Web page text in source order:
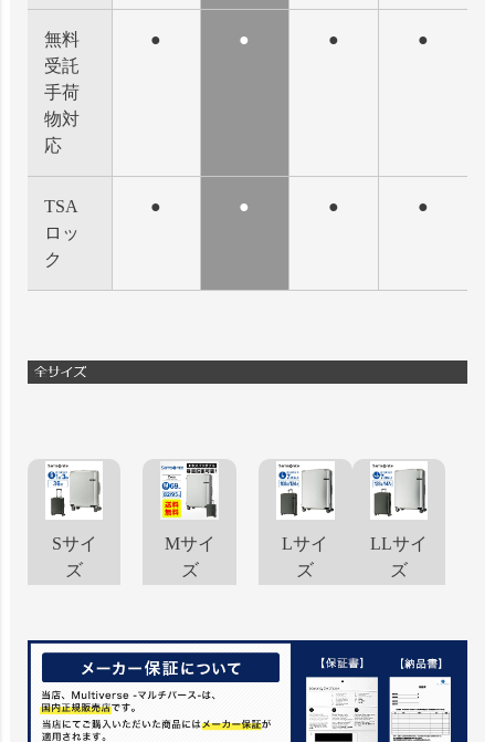
無料
受託
手荷
物対
応
● ● ● ●
TSA
ロッ
ク
● ● ● ●
Sサイ
ズ
Mサイ
ズ
Lサイ
ズ
LLサイ
ズ